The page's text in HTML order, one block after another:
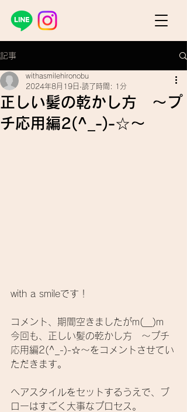
記事
正しい髪の乾かし方 ～プ
チ応用編2(^_-)-☆～
withasmilehironobu
2024年8月19日 読了時間: 1分
with a smileです！
コメント、期間空きましたがm(__)m
今回も、正しい髪の乾かし方　～プチ
応用編2(^_-)-☆～をコメントさせてい
ただきます。
ヘアスタイルをセットするうえで、ブ
ローはすごく大事なプロセス。